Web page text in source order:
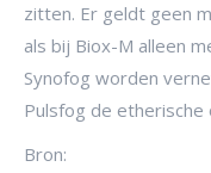
zitten. Er geldt geen
als bij Biox-M alleen
Synofog worden
Pulsfog de etherische
Bron: